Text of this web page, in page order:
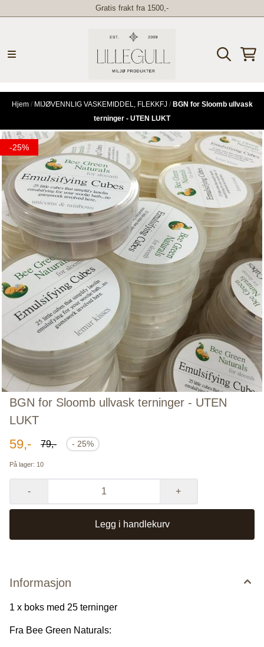
Gratis frakt fra 1500,-
Hjem / MIJØVENNLIG VASKEMIDDEL, FLEKKFJ / BGN for Sloomb ullvask
terninger - UTEN LUKT
-25%
BGN for Sloomb ullvask terninger - UTEN
LUKT
59,- 79,- - 25%
På lager: 10
- +
Legg i handlekurv
Informasjon
1 x boks med 25 terninger
Fra Bee Green Naturals: